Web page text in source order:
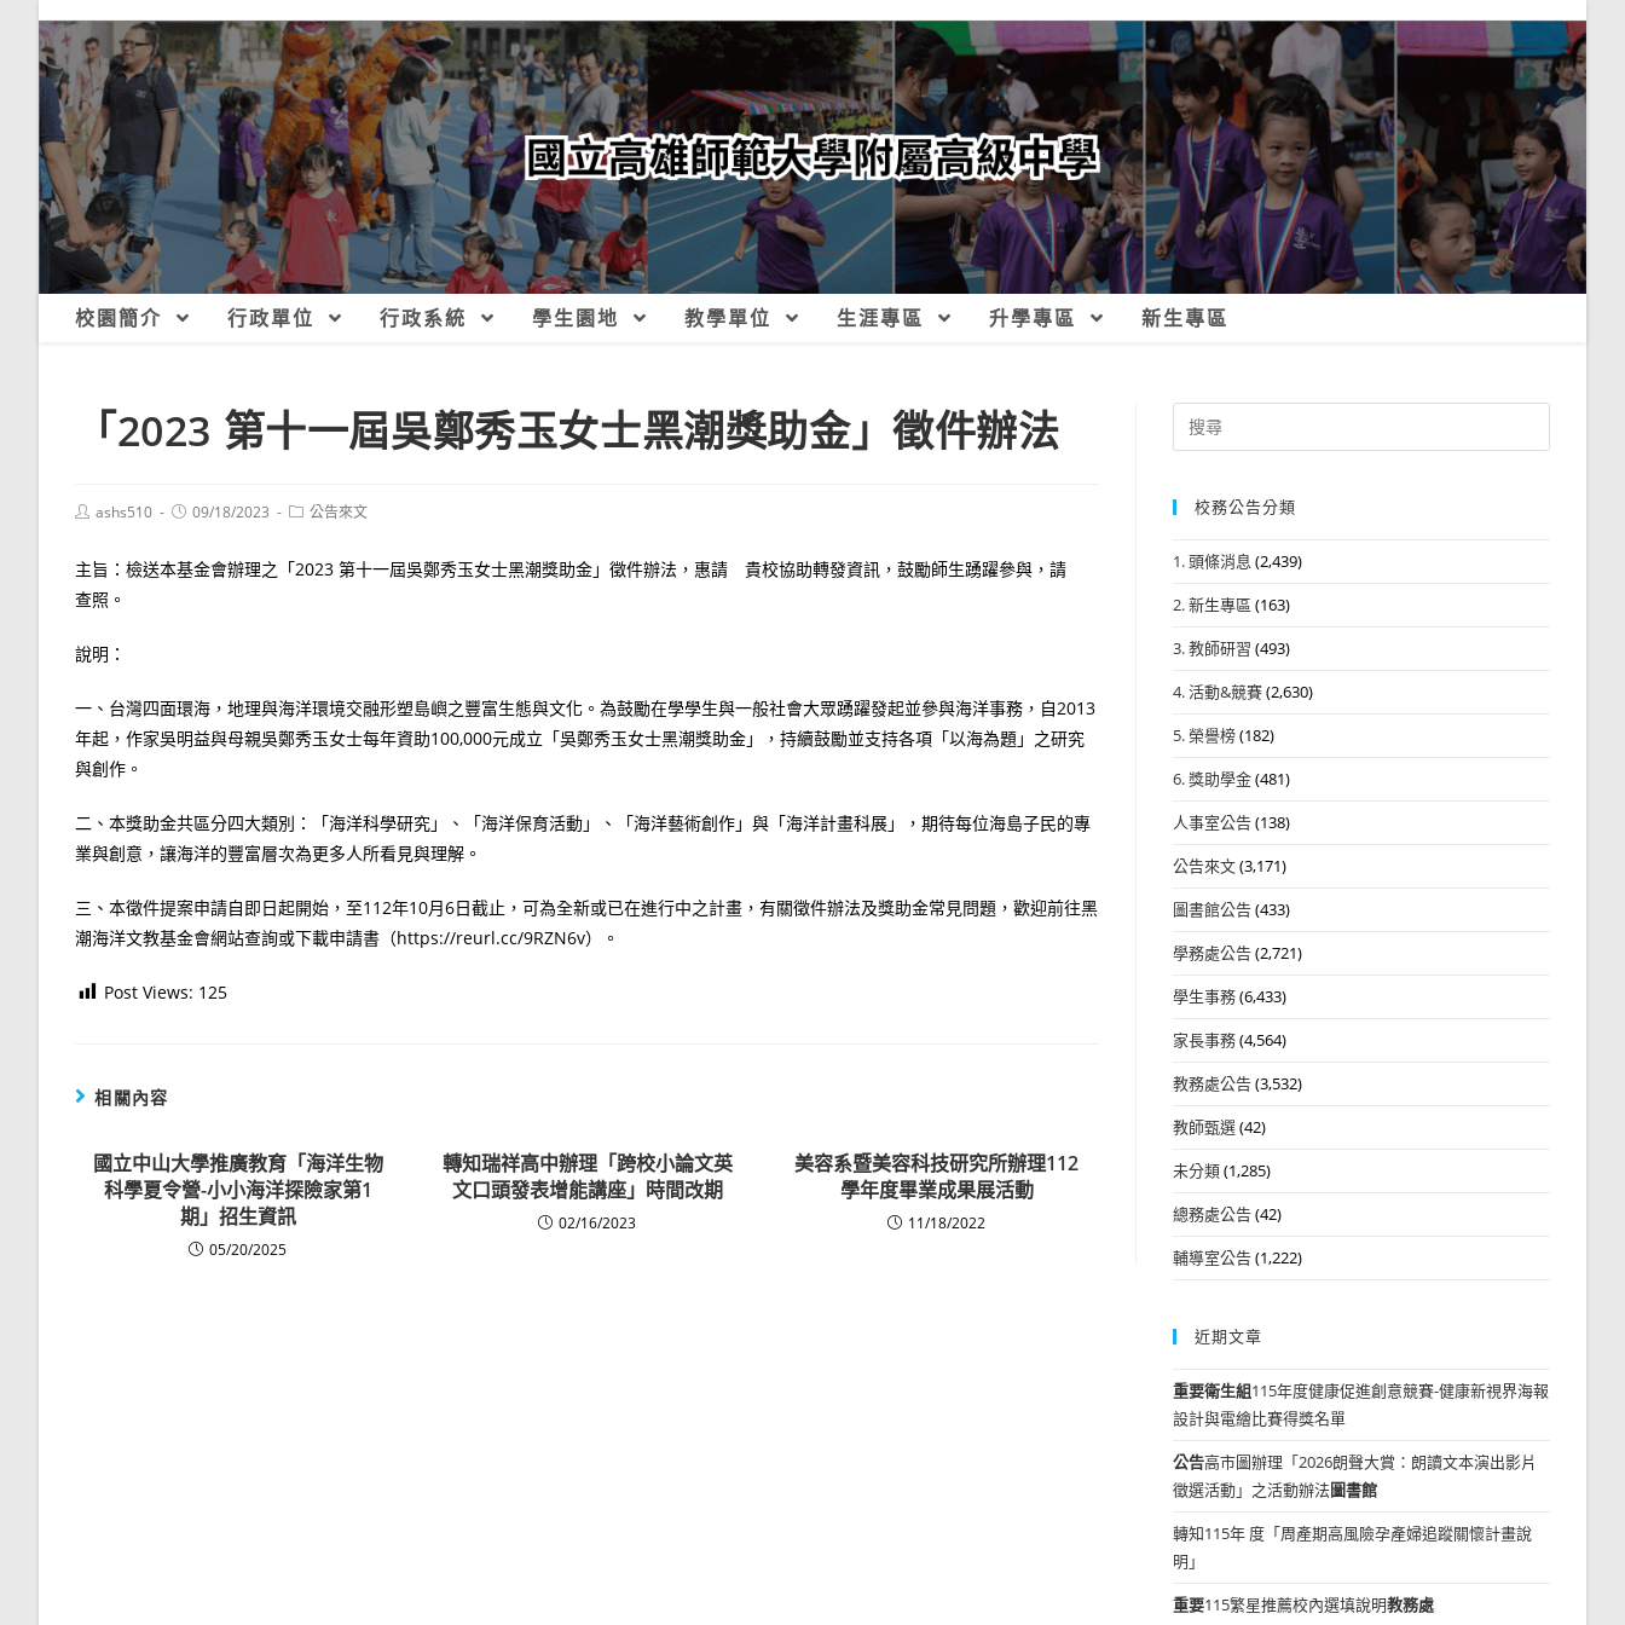
校園簡介 行政單位 行政系統 學生園地 教學單位 生涯專區 升學專區 新生專區
「2023 第十一屆吳鄭秀玉女士黑潮獎助金」徵件辦法
Postashs510
Post09/18/2023
Post公告來文
主旨：檢送本基金會辦理之「2023 第十一屆吳鄭秀玉女士黑潮獎助金」徵件辦法，惠請 貴校協助轉發資訊，鼓勵師生踴躍參與，請
查照。
說明：
一、台灣四面環海，地理與海洋環境交融形塑島嶼之豐富生態與文化。為鼓勵在學學生與一般社會大眾踴躍發起並參與海洋事務，自2013
年起，作家吳明益與母親吳鄭秀玉女士每年資助100,000元成立「吳鄭秀玉女士黑潮獎助金」，持續鼓勵並支持各項「以海為題」之研究
與創作。
二、本獎助金共區分四大類別：「海洋科學研究」、「海洋保育活動」、「海洋藝術創作」與「海洋計畫科展」，期待每位海島子民的專
業與創意，讓海洋的豐富層次為更多人所看見與理解。
三、本徵件提案申請自即日起開始，至112年10月6日截止，可為全新或已在進行中之計畫，有關徵件辦法及獎助金常見問題，歡迎前往黑
潮海洋文教基金會網站查詢或下載申請書（https://reurl.cc/9RZN6v）。
Post Views: 125
相關內容
國立中山大學推廣教育「海洋生物
科學夏令營-小小海洋探險家第1
期」招生資訊
05/20/2025
轉知瑞祥高中辦理「跨校小論文英
文口頭發表增能講座」時間改期
02/16/2023
美容系暨美容科技研究所辦理112
學年度畢業成果展活動
11/18/2022
Search
for:
校務公告分類
1. 頭條消息 (2,439)
2. 新生專區 (163)
3. 教師研習 (493)
4. 活動&競賽(2,630)
5. 榮譽榜(182)
6. 獎助學金(481)
人事室公告(138)
公告來文(3,171)
圖書館公告(433)
學務處公告(2,721)
學生事務(6,433)
家長事務(4,564)
教務處公告(3,532)
教師甄選(42)
未分類(1,285)
總務處公告(42)
輔導室公告(1,222)
近期文章
重要衛生組115年度健康促進創意競賽-健康新視界海報
設計與電繪比賽得獎名單
公告高市圖辦理「2026朗聲大賞：朗讀文本演出影片
徵選活動」之活動辦法圖書館
轉知115年 度「周產期高風險孕產婦追蹤關懷計畫說
明」
重要115繁星推薦校內選填說明教務處